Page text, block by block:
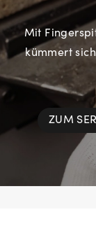
Mit
kümmert
ZUM